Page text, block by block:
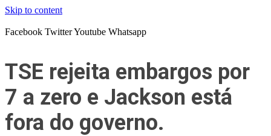
Skip to content
Facebook TwitterYoutube Whatsapp
TSE rejeita embargos por
7 a zero e Jackson está
fora do governo.